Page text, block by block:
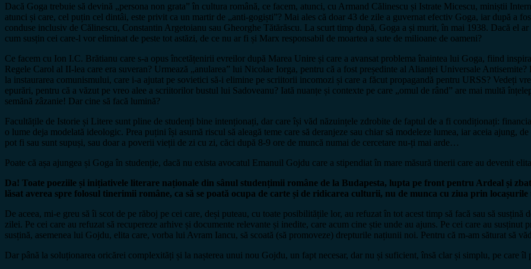
Dacă Goga trebuie să devină „persona non grata” în cultura română, ce facem, atunci, cu Armand Călinescu și Istrate Micescu, miniștii
atunci și care, cel puțin cel dintâi, este privit ca un martir de „anti-gogiști”? Mai ales că doar 43 de zile a guvernat efectiv Goga, iar după a
conduse inclusiv de Călinescu, Constantin Argetoianu sau Gheorghe Tătărăscu. La scurt timp după, Goga a și murit, în mai 1938. Dacă el
cum susțin cei care-l vor eliminat de peste tot astăzi, de ce nu ar fi și Marx responsabil de moartea a sute de milioane de oameni?
Ce facem cu Ion I.C. Brătianu care s-a opus încetățenirii evreilor după Marea Unire și care a avansat problema înaintea lui Goga, fiind
Regele Carol al II-lea care era suveran? Urmează „anularea” lui Nicolae Iorga, pentru că a fost președinte al Alianței Universale
la instaurarea comunismului, care i-a ajutat pe sovietici să-i elimine pe scriitorii incomozi și care a făcut propagandă pentru URSS? Vedeți
epurări, pentru că a văzut pe vreo alee a scriitorilor bustul lui Sadoveanu? Iată nuanțe și contexte pe care „omul de rând” are mai multă
semănă zâzanie! Dar cine să facă lumină?
Facultățile de Istorie și Litere sunt pline de studenți bine intenționați, dar care își văd năzuințele zdrobite de faptul de a fi condiționați:
o lume deja modelată ideologic. Prea puțini își asumă riscul să aleagă teme care să deranjeze sau chiar să modeleze lumea, iar aceia ajung,
pot fi sau sunt supuși, sau doar a poverii vieții de zi cu zi, căci după 8-9 ore de muncă numai de cercetare nu-ți mai arde…
Poate că așa ajungea și Goga în studenție, dacă nu exista avocatul Emanuil Gojdu care a stipendiat în mare măsură tinerii care au devenit
Da! Toate poeziile și inițiativele literare naționale din sânul studențimii române de la Budapesta, lupta pe front pentru Ardeal și
lăsat averea spre folosul tinerimii române, ca să se poată ocupa de carte și de ridicarea culturii, nu de munca cu ziua prin
De aceea, mi-e greu să îi scot de pe răboj pe cei care, deși puteau, cu toate posibilitățile lor, au refuzat în tot acest timp să facă sau să susțină
zilei. Pe cei care au refuzat să recupereze arhive și documente relevante și inedite, care acum cine știe unde au ajuns. Pe cei care au
susțină, asemenea lui Gojdu, elita care, vorba lui Avram Iancu, să scoată (să promoveze) drepturile națiunii noi. Pentru că m-am săturat să
Dar până la soluționarea oricărei complexități și la nașterea unui nou Gojdu, un fapt necesar, dar nu și suficient, însă clar și simplu, pe care îl